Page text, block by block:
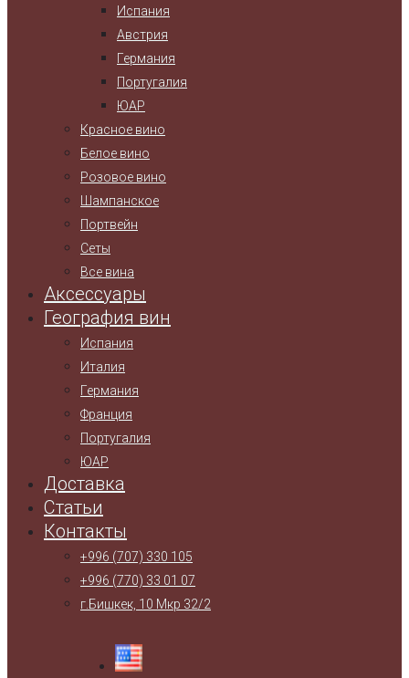
Испания
Австрия
Германия
Португалия
ЮАР
Красное вино
Белое вино
Розовое вино
Шампанское
Портвейн
Сеты
Все вина
Аксессуары
География вин
Испания
Италия
Германия
Франция
Португалия
ЮАР
Доставка
Статьи
Контакты
+996 (707) 330 105
+996 (770) 33 01 07
г.Бишкек, 10 Мкр 32/2